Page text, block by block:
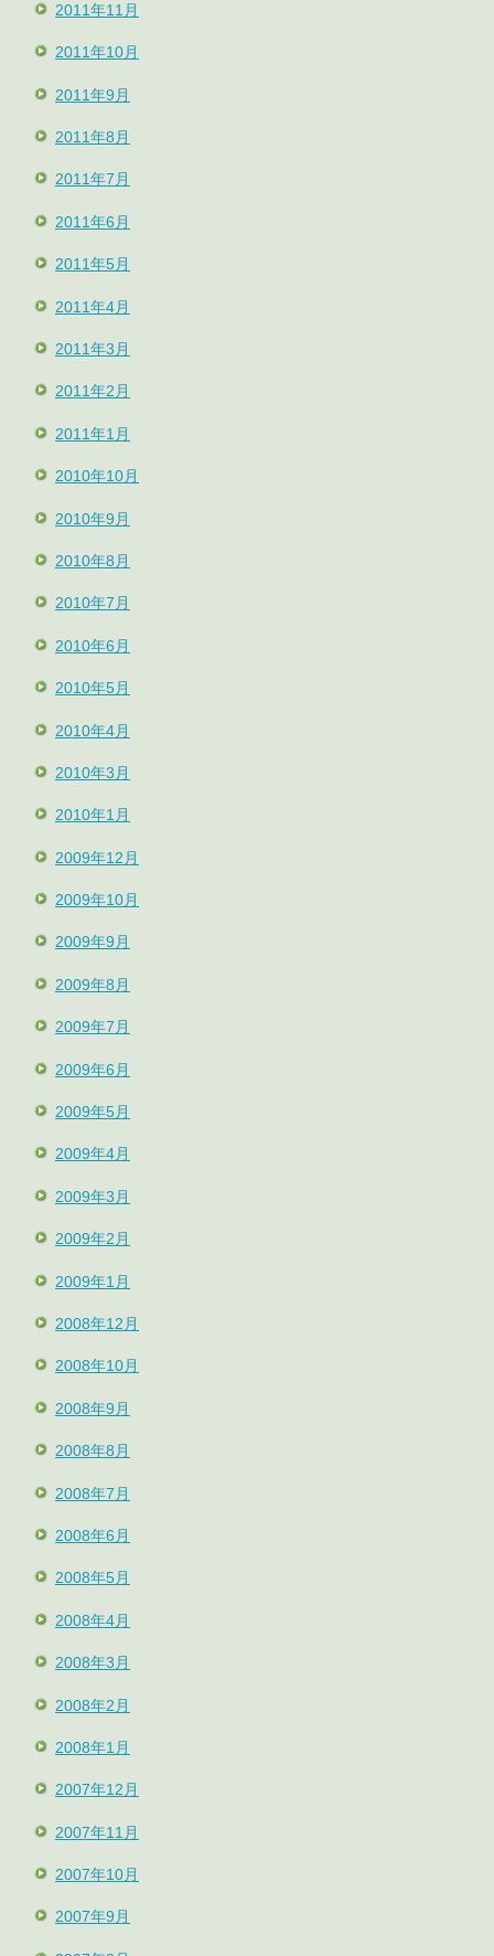
2011年11月
2011年10月
2011年9月
2011年8月
2011年7月
2011年6月
2011年5月
2011年4月
2011年3月
2011年2月
2011年1月
2010年10月
2010年9月
2010年8月
2010年7月
2010年6月
2010年5月
2010年4月
2010年3月
2010年1月
2009年12月
2009年10月
2009年9月
2009年8月
2009年7月
2009年6月
2009年5月
2009年4月
2009年3月
2009年2月
2009年1月
2008年12月
2008年10月
2008年9月
2008年8月
2008年7月
2008年6月
2008年5月
2008年4月
2008年3月
2008年2月
2008年1月
2007年12月
2007年11月
2007年10月
2007年9月